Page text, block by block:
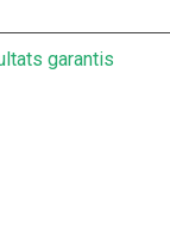
garantis